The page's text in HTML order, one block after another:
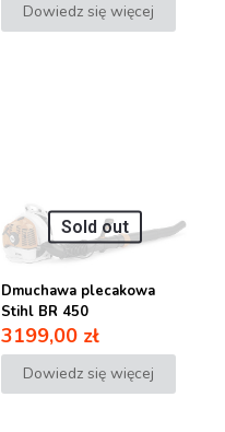
Dowiedz się więcej
Sold out
Dmuchawa plecakowa
Stihl BR 450
3199,00 zł
Dowiedz się więcej